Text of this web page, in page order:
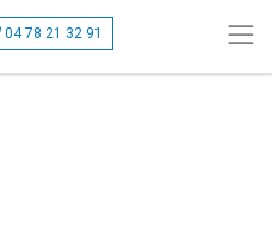
04 78 21 32 91